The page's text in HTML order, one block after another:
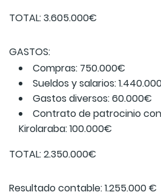
TOTAL: 3.605.000€
GASTOS:
Compras: 750.000€
Sueldos y salarios:
Gastos diversos: 60.000€
Contrato de patrocinio
Kirolaraba: 100.000€
TOTAL: 2.350.000€
Resultado contable: 1.255.000 €